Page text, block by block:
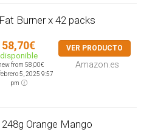
Burner x 42 packs
58,70€
disponible
from 58,00€
5, 2025 9:57
pm
VER PRODUCTO
Amazon.es
Orange Mango